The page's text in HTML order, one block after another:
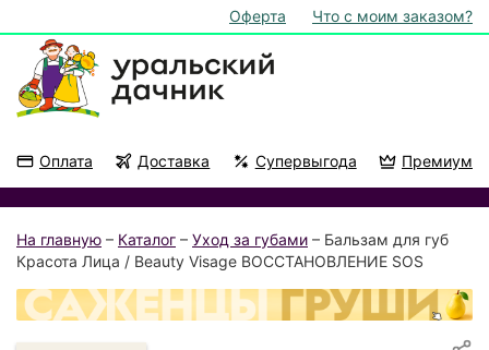
Оферта Что с моим заказом?
Оплата Доставка Супервыгода Премиум
На главную – Каталог – Уход за губами – Бальзам для губ
Красота Лица / Beauty Visage ВОССТАНОВЛЕНИЕ SOS